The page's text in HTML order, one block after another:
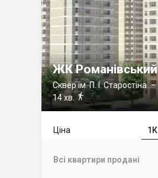
ЖК Романівський
Сквер ім. П. І. Старостіна–
14 хв.

1К
Ціна
Всі квартири продані